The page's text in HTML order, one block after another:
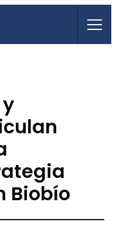
Biobío